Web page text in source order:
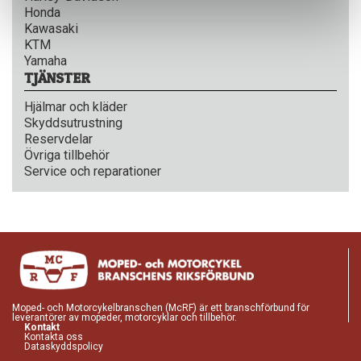
Honda
Kawasaki
KTM
Yamaha
TJÄNSTER
Hjälmar och kläder
Skyddsutrustning
Reservdelar
Övriga tillbehör
Service och reparationer
Moped- och Motorcykelbranschen (McRF) är ett branschförbund för
leverantörer av mopeder, motorcyklar och tillbehör.
Kontakt
Kontakta oss
Dataskyddspolicy